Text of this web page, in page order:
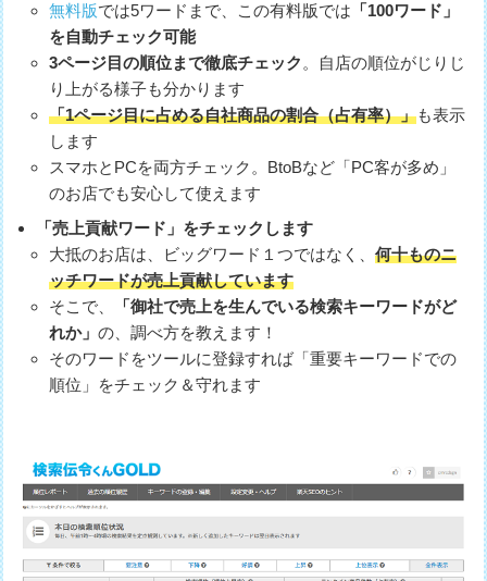
無料版では5ワードまで、この有料版では 「100ワード」
を自動チェック可能
3ページ目の順位まで徹底チェック 。自店の順位がじりじ
り上がる様子も分かります
「1ページ目に占める自社商品の割合（占有率）」も表示
します
スマホとPCを両方チェック。BtoBなど「PC客が多め」
のお店でも安心して使えます
「売上貢献ワード」をチェックします
大抵のお店は、ビッグワード１つではなく、何十ものニ
ッチワードが売上貢献しています
そこで、
「御社で売上を生んでいる検索キーワードがど
れか」の、調べ方を教えます！
そのワードをツールに登録すれば「重要キーワードでの
順位」をチェック＆守れます